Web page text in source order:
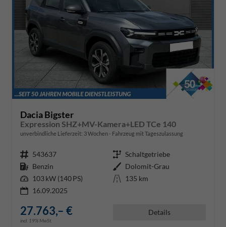
Dacia Bigster
Expression SHZ+MV-Kamera+LED TCe 140
unverbindliche Lieferzeit: 3 Wochen Fahrzeug mit Tageszulassung
Fahrzeugnr. 543637 Getriebe Schaltgetriebe
Kraftstoff Benzin Außenfarbe Dolomit-Grau
Leistung 103 kW (140 PS) Kilometerstand 135 km
16.09.2025
27.763,– €
incl. 19% MwSt.
Details